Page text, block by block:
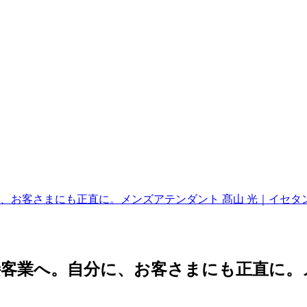
お客さまにも正直に。メンズアテンダント 髙山 光｜イセタ
業へ。自分に、お客さまにも正直に